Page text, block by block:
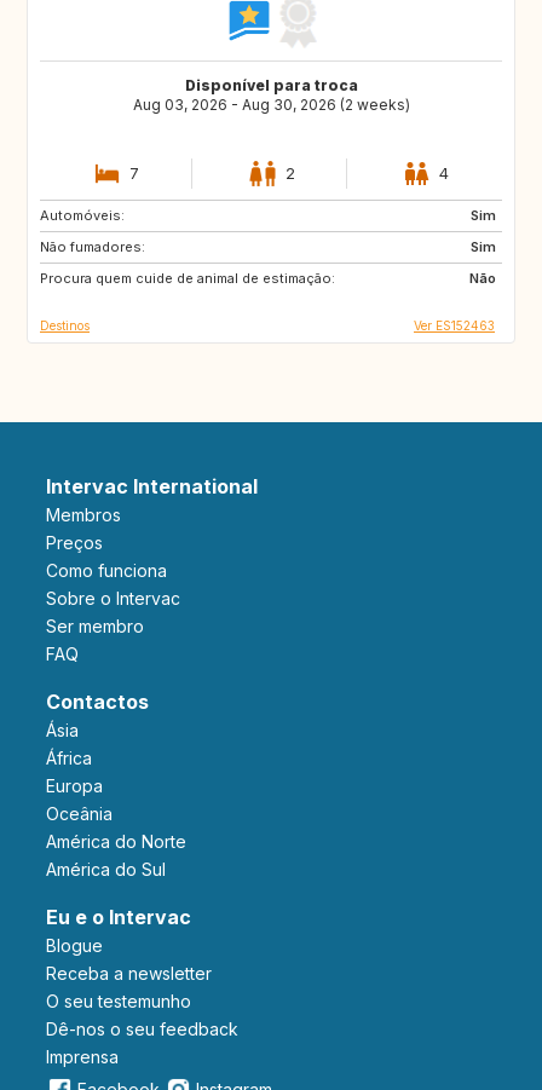
Disponível para troca
Aug 03, 2026 - Aug 30, 2026 (2 weeks)
7 2 4
Automóveis:
Sim
Não fumadores:
Sim
Procura quem cuide de animal de estimação:
Não
FR
DK
ES
Destinos Ver ES152463
Intervac International
Membros
Preços
Como funciona
Sobre o Intervac
Ser membro
FAQ
Contactos
Ásia
África
Europa
Oceânia
América do Norte
América do Sul
Eu e o Intervac
Blogue
Receba a newsletter
O seu testemunho
Dê-nos o seu feedback
Imprensa